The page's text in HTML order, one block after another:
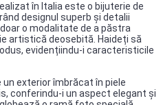
în Italia este o bijuterie de
designul superb și detalii
o modalitate de a păstra
artistică deosebită. Haideți să
evidențiindu-i caracteristicile
un exterior îmbrăcat în piele
conferindu-i un aspect elegant și